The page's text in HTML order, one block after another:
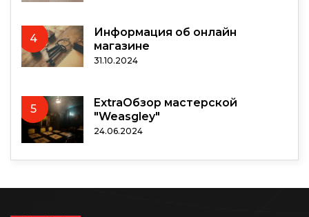
4
Информация об онлайн
магазине
31.10.2024
5
ExtraОбзор мастерской
"Weasgley"
24.06.2024